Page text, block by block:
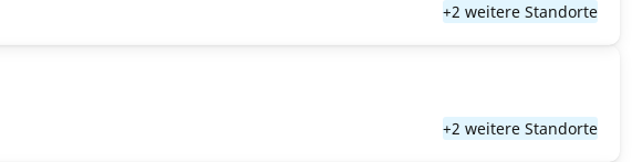
+2 weitere Standorte
+2 weitere Standorte